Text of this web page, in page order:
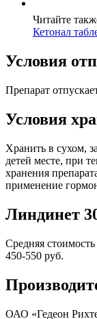
Читайте
Кетонал
Условия
Препарат
Условия
Хранить в сухом,
детей месте, при
хранения
применение
Линдинет
Средняя
450-550 руб.
ОАО «Гедеон